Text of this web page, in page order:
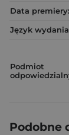
Data premiery:
Język
Podmiot
Podobne